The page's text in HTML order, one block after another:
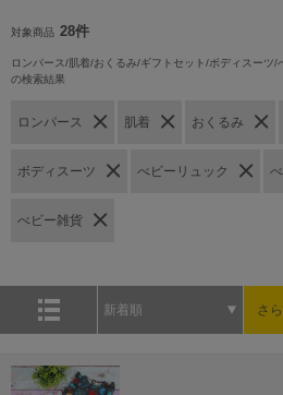
対象商品 28件
ロンパース/肌着/おくるみ/ギフトセット/ボディスーツ
の検索結果
ロンパース 肌着 おくるみ
ボディスーツ べビーリュック
べビー雑貨
新着順 さ